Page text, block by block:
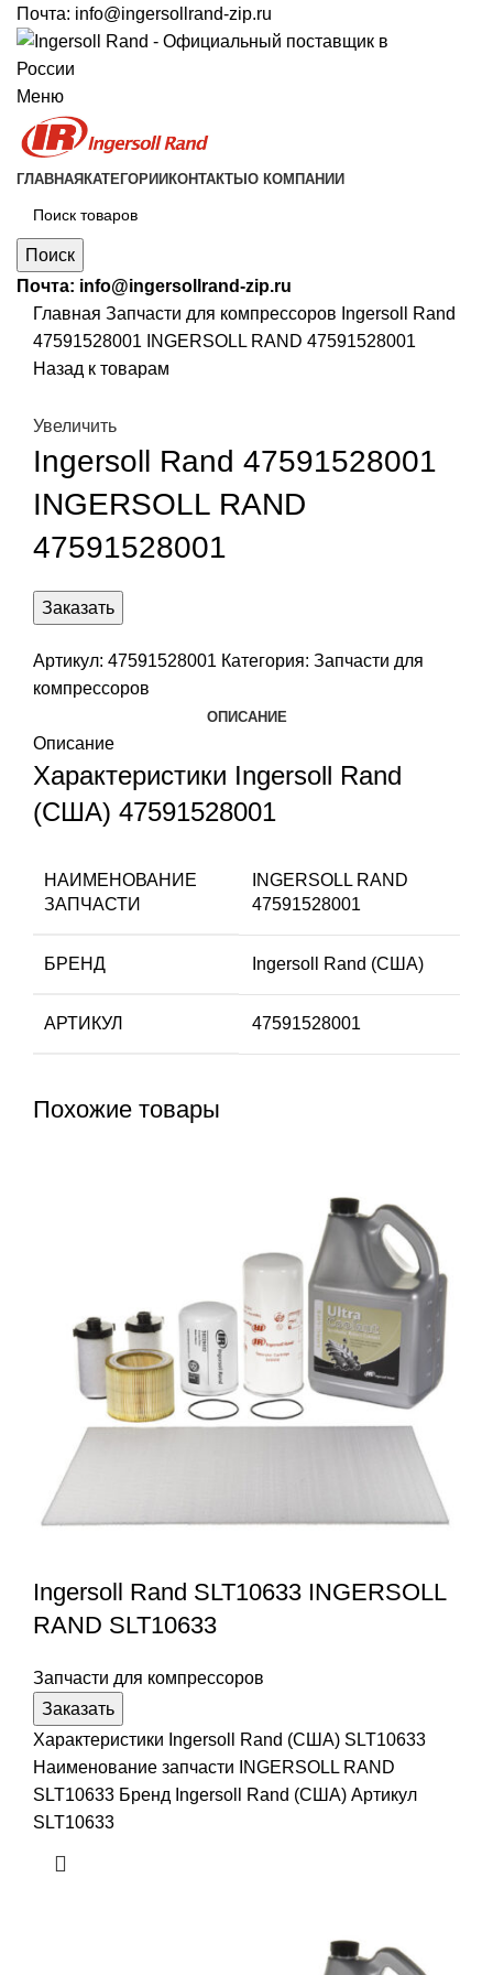
Почта: info@ingersollrand-zip.ru
Меню
ГЛАВНАЯ КАТЕГОРИИ КОНТАКТЫ О КОМПАНИИ
Поиск
Почта: info@ingersollrand-zip.ru
Главная Запчасти для компрессоров Ingersoll Rand
47591528001 INGERSOLL RAND 47591528001
Назад к товарам
Увеличить
Ingersoll Rand 47591528001
INGERSOLL RAND
47591528001
Заказать
Артикул: 47591528001 Категория: Запчасти для
компрессоров
ОПИСАНИЕ
Описание
Характеристики Ingersoll Rand
(США) 47591528001
НАИМЕНОВАНИЕ
ЗАПЧАСТИ
INGERSOLL RAND
47591528001
БРЕНД Ingersoll Rand (США)
АРТИКУЛ 47591528001
Похожие товары
Ingersoll Rand SLT10633 INGERSOLL
RAND SLT10633
Запчасти для компрессоров
Заказать
Характеристики Ingersoll Rand (США) SLT10633
Наименование запчасти INGERSOLL RAND
SLT10633 Бренд Ingersoll Rand (США) Артикул
SLT10633